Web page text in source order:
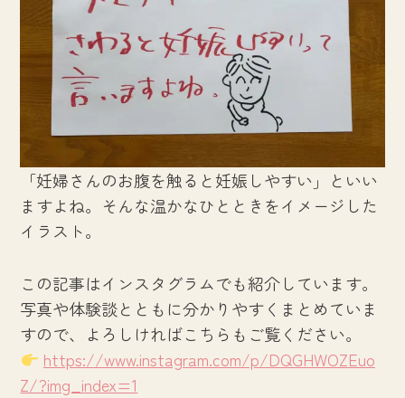
「妊婦さんのお腹を触ると妊娠しやすい」といい
ますよね。そんな温かなひとときをイメージした
イラスト。
この記事はインスタグラムでも紹介しています。
写真や体験談とともに分かりやすくまとめていま
すので、よろしければこちらもご覧ください。
https://www.instagram.com/p/DQGHWOZEuo
Z/?img_index=1